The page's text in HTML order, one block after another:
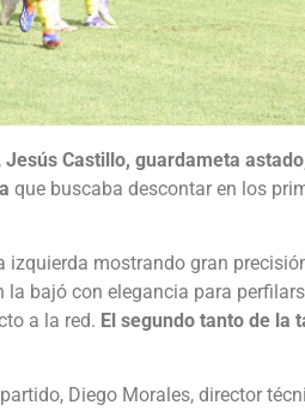
Jesús Castillo, guardameta
que buscaba descontar en los
mostrando gran
bajó con elegancia para
a la red. El segundo tanto de la
Diego Morales, director